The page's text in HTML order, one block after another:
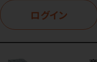
ログイン